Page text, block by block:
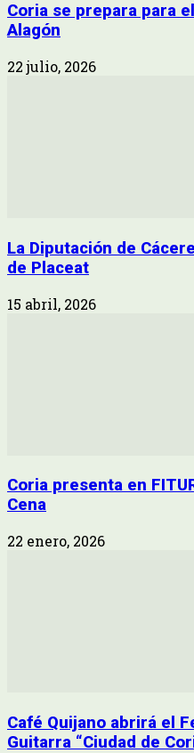
Coria se prepara para
Alagón
22 julio, 2026
La Diputación de
de Placeat
15 abril, 2026
Coria presenta en
Cena
22 enero, 2026
Café Quijano abrirá el
Guitarra “Ciudad de